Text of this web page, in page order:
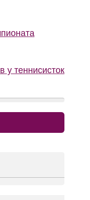
у теннисисток